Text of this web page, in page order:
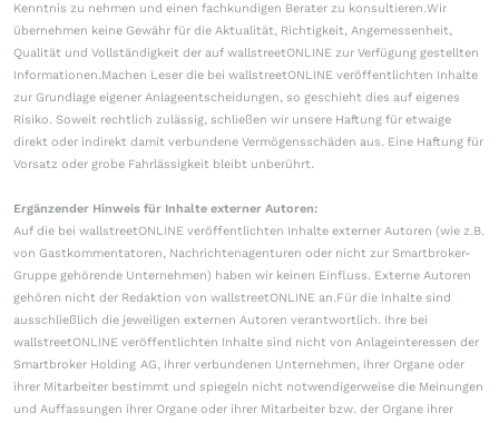
Kenntnis zu nehmen und einen fachkundigen Berater zu konsultieren.Wir
übernehmen keine Gewähr für die Aktualität, Richtigkeit, Angemessenheit,
Qualität und Vollständigkeit der auf wallstreetONLINE zur Verfügung gestellten
Informationen.Machen Leser die bei wallstreetONLINE veröffentlichten Inhalte
zur Grundlage eigener Anlageentscheidungen, so geschieht dies auf eigenes
Risiko. Soweit rechtlich zulässig, schließen wir unsere Haftung für etwaige
direkt oder indirekt damit verbundene Vermögensschäden aus. Eine Haftung für
Vorsatz oder grobe Fahrlässigkeit bleibt unberührt.
Ergänzender Hinweis für Inhalte externer Autoren:
Auf die bei wallstreetONLINE veröffentlichten Inhalte externer Autoren (wie z.B.
von Gastkommentatoren, Nachrichtenagenturen oder nicht zur Smartbroker-
Gruppe gehörende Unternehmen) haben wir keinen Einfluss. Externe Autoren
gehören nicht der Redaktion von wallstreetONLINE an.Für die Inhalte sind
ausschließlich die jeweiligen externen Autoren verantwortlich. Ihre bei
wallstreetONLINE veröffentlichten Inhalte sind nicht von Anlageinteressen der
Smartbroker Holding AG, ihrer verbundenen Unternehmen, ihrer Organe oder
ihrer Mitarbeiter bestimmt und spiegeln nicht notwendigerweise die Meinungen
und Auffassungen ihrer Organe oder ihrer Mitarbeiter bzw. der Organe ihrer